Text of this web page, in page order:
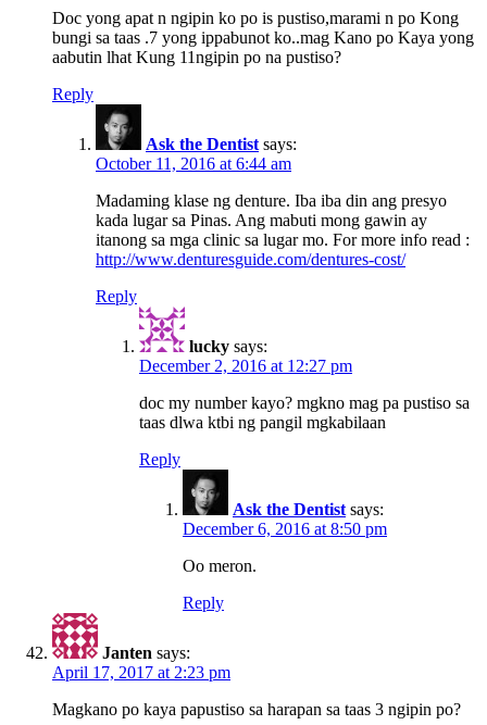
Doc yong apat n ngipin ko po is pustiso,marami n po Kong
bungi sa taas .7 yong ippabunot ko..mag Kano po Kaya yong
aabutin lhat Kung 11ngipin po na pustiso?
Reply
Ask the Dentist says:
October 11, 2016 at 6:44 am
Madaming klase ng denture. Iba iba din ang presyo
kada lugar sa Pinas. Ang mabuti mong gawin ay
itanong sa mga clinic sa lugar mo. For more info read :
http://www.denturesguide.com/dentures-cost/
Reply
lucky says:
December 2, 2016 at 12:27 pm
doc my number kayo? mgkno mag pa pustiso sa
taas dlwa ktbi ng pangil mgkabilaan
Reply
Ask the Dentist says:
December 6, 2016 at 8:50 pm
Oo meron.
Reply
Janten says:
April 17, 2017 at 2:23 pm
Magkano po kaya papustiso sa harapan sa taas 3 ngipin po?